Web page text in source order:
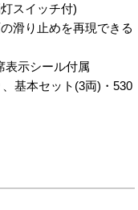
スイッチ付)
滑り止めを再現できる
表示シール付属
基本セット(3両)・530